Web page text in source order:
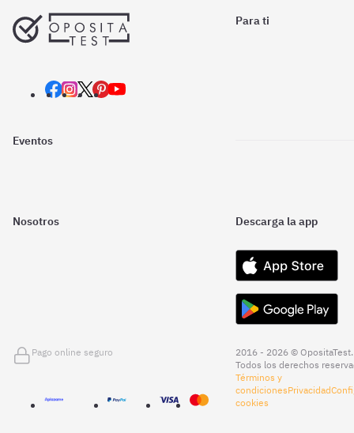
Para ti
Eventos
Nosotros Descarga la app
Pago online seguro
2016 - 2026 © OpositaTest.
Todos los derechos
Términos y
condicionesPrivacidad
cookies